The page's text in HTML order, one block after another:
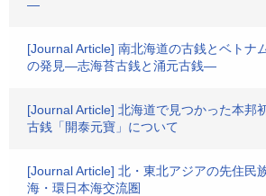
―
[Journal Article] 南北海道の古銭とベトナ
の発見―志海苔古銭と涌元古銭―
[Journal Article] 北海道で見つかった本邦
古銭「開泰元寶」について
[Journal Article] 北・東北アジアの先住民
海・環日本海交流圏